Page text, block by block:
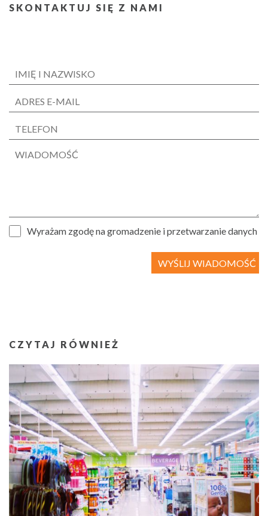
SKONTAKTUJ SIĘ Z NAMI
Wyrażam zgodę na gromadzenie i przetwarzanie danych
CZYTAJ RÓWNIEŻ